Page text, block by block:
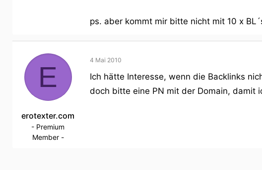
ps. aber kommt mir bitte nicht mit 10 x
E
erotexter.com
- Premium
Member -
4 Mai 2010
Ich hätte Interesse, wenn die Backlinks
doch bitte eine PN mit der Domain, damit